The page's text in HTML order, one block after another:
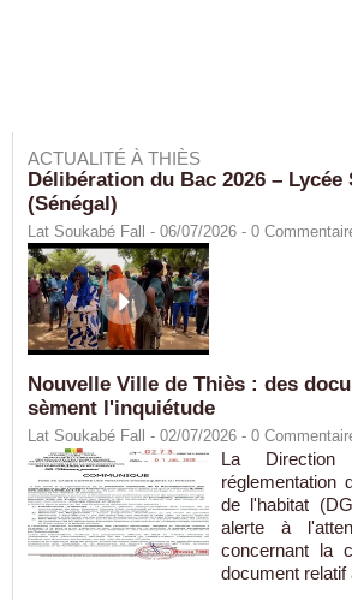
ACTUALITÉ À THIÈS
Délibération du Bac 2026 – Lycée
(Sénégal)
Lat Soukabé Fall - 06/07/2026 - 0
Nouvelle Ville de Thiès : des
sèment l'inquiétude
Lat Soukabé Fall - 02/07/2026 - 0
La
réglementation
de l'habitat
alerte à
concernant la
document relatif